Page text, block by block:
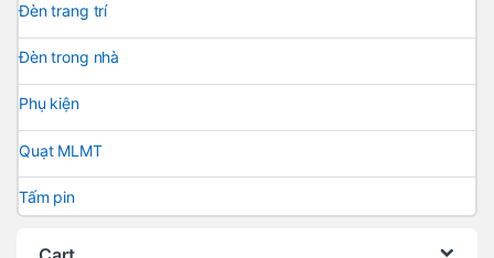
Đèn trang trí
Đèn trong nhà
Phụ kiện
Quạt MLMT
Tấm pin